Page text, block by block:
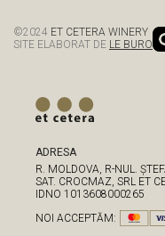
©2024 ET CETERA WINERY
SITE ELABORAT DE LE BURO
ADRESA
R. MOLDOVA, R-NUL.
SAT. CROCMAZ, SRL ET
IDNO 1013608000265
NOI ACCEPTĂM: